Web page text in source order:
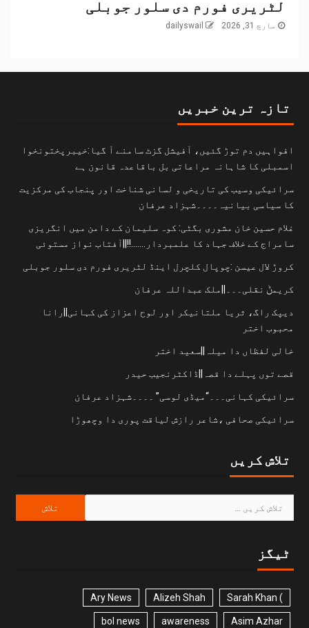
لٹریری فورم دی سلور جوبلی
مارچ 31, 2026 dailyswail
تازہ ترین خبریں
افواہیں دم توڑ گئیں، آفیشل گزٹ سامنے آ گیا:خیبرپختونخوا
اسمبلی کا شاہانہ مراعاتی بل باقاعدہ قانون ہے
سرائیکی وسیب کی تاریخی و لسانی شناخت اور پنجاب کی مرکزیت
کا سیاسی بیانیہ۔۔۔۔شہزاد عرفان
غلام حسین خان مشوری بگٹی: کوہ سلیمان کے دامن میں انگریزی
سامراج کے خلاف جہاد کا علمبردار…….!!||آفتاب نواز مستوئی
کروڑ لال عیسن :چوپال کلچرل اینڈ لٹریری فورم دی سلور جوبلی
کریمݨ نقلی۔۔۔||ملک عبداللہ عرفان
دیپک راگ، ثریا ملتانیکر اور لوح اعزاز کی کہانی||رانا
محبوب اختر
خالی لفظاں دا میلہ||سعید اختر
قصے توں پہلے دا قصہ||ڈاکٹرنجیب حیدر
سرائیکی کہانی۔۔۔“میڈی لوسی” ۔۔۔۔شہزاد عرفان
سرائیکی صحافی ،شاعر رازش لیاقت پوری دا وچھوڑا
تلاش کریں
ٹیگز
) Sarah Khan
Alizeh Shah
Ary News
Asim Azhar
awareness
bol news